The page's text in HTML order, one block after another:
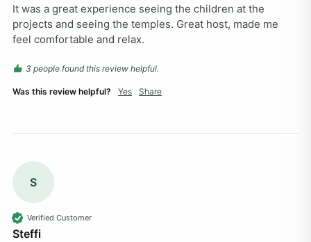
It was a great experience seeing the children at the
projects and seeing the temples. Great host, made me
feel comfortable and relax.
3 people found this review helpful.
Was this review helpful? Yes Share
S
Verified Customer
Steffi